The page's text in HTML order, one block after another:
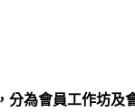
分為會員工作坊及